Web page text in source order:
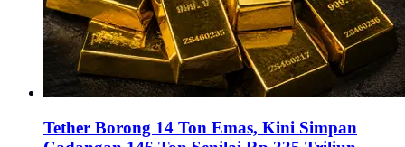
Tether Borong 14 Ton Emas, Kini Simpan